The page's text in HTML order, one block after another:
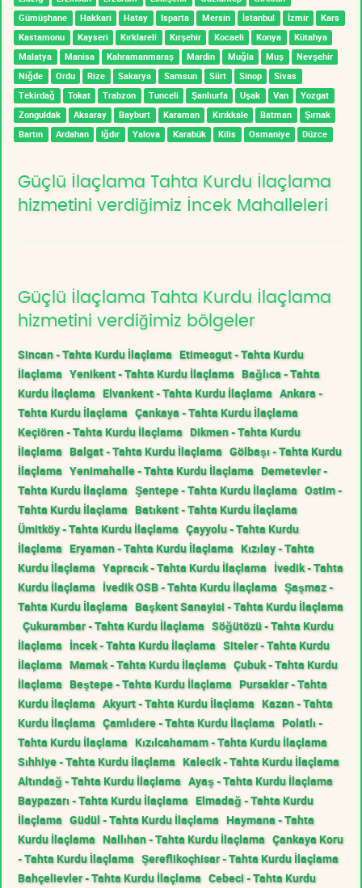
Gümüşhane
Hakkari Hatay Isparta Mersin İstanbul İzmir
Kars
Kastamonu
Kayseri Kırklareli Kırşehir Kocaeli Konya
Kütahya
Malatya
Manisa Kahramanmaraş Mardin Muğla Muş
Nevşehir
Niğde
Ordu Rize Sakarya Samsun Siirt Sinop
Sivas
Tekirdağ
Tokat Trabzon Tunceli Şanlıurfa Uşak Van
Yozgat
Zonguldak
Aksaray Bayburt Karaman Kırıkkale Batman
Şırnak
Bartın
Ardahan Iğdır Yalova Karabük Kilis Osmaniye Düzce
Güçlü İlaçlama Tahta Kurdu İlaçlama
hizmetini verdiğimiz İncek Mahalleleri
Güçlü İlaçlama Tahta Kurdu İlaçlama
hizmetini verdiğimiz bölgeler
Sincan - Tahta Kurdu İlaçlama Etimesgut - Tahta Kurdu
İlaçlama Yenikent - Tahta Kurdu İlaçlama Bağlıca - Tahta
Kurdu İlaçlama Elvankent - Tahta Kurdu İlaçlama Ankara -
Tahta Kurdu İlaçlama Çankaya - Tahta Kurdu İlaçlama
Keçiören - Tahta Kurdu İlaçlama Dikmen - Tahta Kurdu
İlaçlama Balgat - Tahta Kurdu İlaçlama Gölbaşı - Tahta Kurdu
İlaçlama Yenimahalle - Tahta Kurdu İlaçlama Demetevler -
Tahta Kurdu İlaçlama Şentepe - Tahta Kurdu İlaçlama Ostim -
Tahta Kurdu İlaçlama Batıkent - Tahta Kurdu İlaçlama
Ümitköy - Tahta Kurdu İlaçlama Çayyolu - Tahta Kurdu
İlaçlama Eryaman - Tahta Kurdu İlaçlama Kızılay - Tahta
Kurdu İlaçlama Yapracık - Tahta Kurdu İlaçlama İvedik - Tahta
Kurdu İlaçlama İvedik OSB - Tahta Kurdu İlaçlama Şaşmaz -
Tahta Kurdu İlaçlama Başkent Sanayisi - Tahta Kurdu İlaçlama
Çukurambar - Tahta Kurdu İlaçlama Söğütözü - Tahta Kurdu
İlaçlama İncek - Tahta Kurdu İlaçlama Siteler - Tahta Kurdu
İlaçlama Mamak - Tahta Kurdu İlaçlama Çubuk - Tahta Kurdu
İlaçlama Beştepe - Tahta Kurdu İlaçlama Pursaklar - Tahta
Kurdu İlaçlama Akyurt - Tahta Kurdu İlaçlama Kazan - Tahta
Kurdu İlaçlama Çamlıdere - Tahta Kurdu İlaçlama Polatlı -
Tahta Kurdu İlaçlama Kızılcahamam - Tahta Kurdu İlaçlama
Sıhhiye - Tahta Kurdu İlaçlama Kalecik - Tahta Kurdu İlaçlama
Altındağ - Tahta Kurdu İlaçlama Ayaş - Tahta Kurdu İlaçlama
Baypazarı - Tahta Kurdu İlaçlama Elmadağ - Tahta Kurdu
İlaçlama Güdül - Tahta Kurdu İlaçlama Haymana - Tahta
Kurdu İlaçlama Nallıhan - Tahta Kurdu İlaçlama Çankaya Koru
- Tahta Kurdu İlaçlama Şereflikoçhisar - Tahta Kurdu İlaçlama
Bahçelievler - Tahta Kurdu İlaçlama Cebeci - Tahta Kurdu